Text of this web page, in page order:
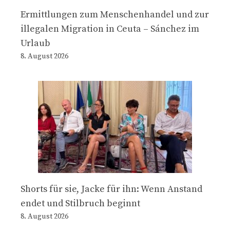
Ermittlungen zum Menschenhandel und zur
illegalen Migration in Ceuta – Sánchez im
Urlaub
8. August 2026
Shorts für sie, Jacke für ihn: Wenn Anstand
endet und Stilbruch beginnt
8. August 2026